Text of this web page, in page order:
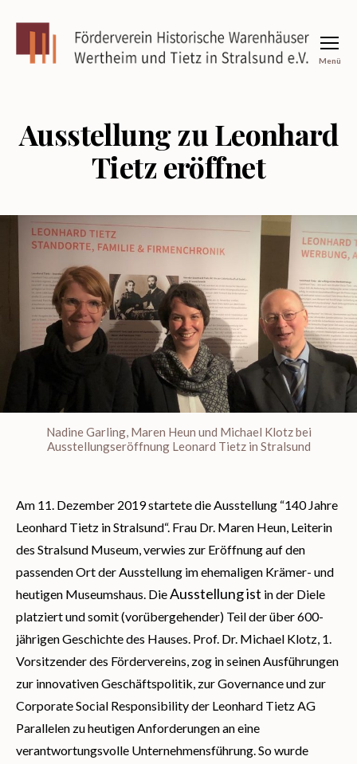
Wertheim
und
Menü
Ausstellung zu Leonhard
Tietz eröffnet
Nadine Garling, Maren Heun und Michael Klotz bei
Ausstellungseröffnung Leonard Tietz in Stralsund
Am 11. Dezember 2019 startete die Ausstellung “140 Jahre
Leonhard Tietz in Stralsund“. Frau Dr. Maren Heun, Leiterin
des Stralsund Museum, verwies zur Eröffnung auf den
passenden Ort der Ausstellung im ehemaligen Krämer- und
heutigen Museumshaus. DieAusstellung ist in der Diele
platziert und somit (vorübergehender) Teil der über 600-
jährigen Geschichte des Hauses. Prof. Dr. Michael Klotz, 1.
Vorsitzender des Fördervereins, zog in seinen Ausführungen
zur innovativen Geschäftspolitik, zur Governance und zur
Corporate Social Responsibility der Leonhard Tietz AG
Parallelen zu heutigen Anforderungen an eine
verantwortungsvolle Unternehmensführung. So wurde